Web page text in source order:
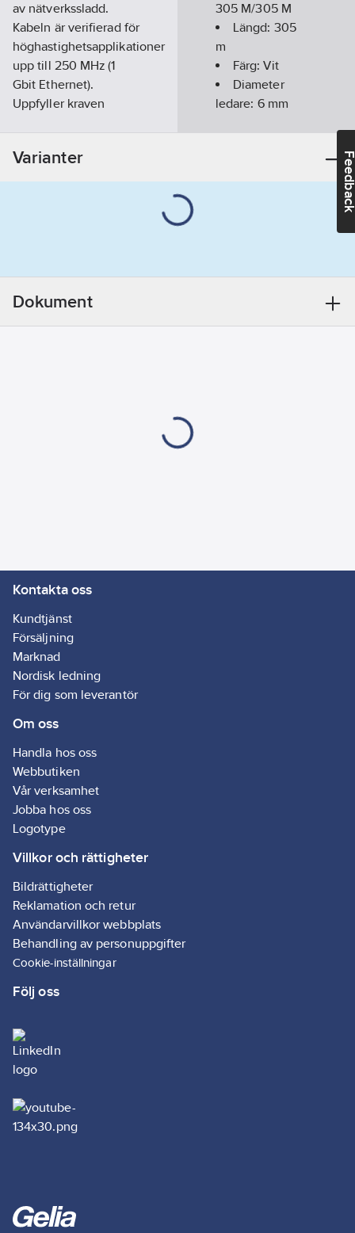
av nätverkssladd.
Kabeln är verifierad för
höghastighetsapplikationer
upp till 250 MHz (1
Gbit Ethernet).
Uppfyller kraven
IEC 332-1.
Artikelnr: 4049032831
Materialklass GZ96
305 M/305 M
Längd: 305
m
Färg:Vit
Diameter
ledare: 6mm
Varianter
Dokument
Kontakta oss
Kundtjänst
Försäljning
Marknad
Nordisk ledning
För dig som leverantör
Om oss
Handla hos oss
Webbutiken
Vår verksamhet
Jobba hos oss
Logotype
Villkor och rättigheter
Bildrättigheter
Reklamation och retur
Användarvillkor webbplats
Behandling av personuppgifter
Cookie-inställningar
Följ oss